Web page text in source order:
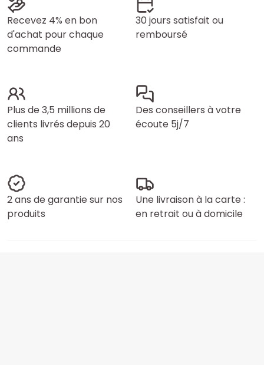
Recevez 4% en bon
d'achat pour chaque
commande
30 jours satisfait ou
remboursé
Plus de 3,5 millions de
clients livrés depuis 20
ans
Des conseillers à votre
écoute 5j/7
2 ans de garantie sur nos
produits
Une livraison à la carte :
en retrait ou à domicile